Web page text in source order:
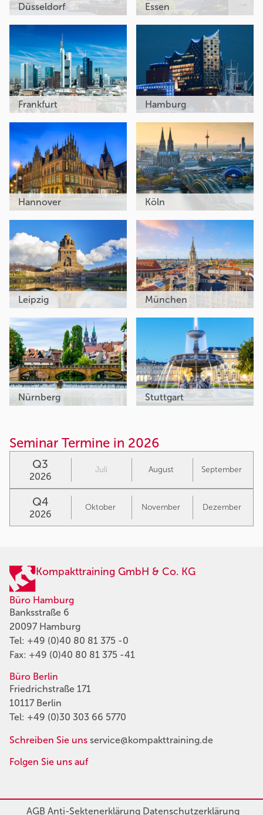
Düsseldorf Essen
Frankfurt Hamburg
Hannover Köln
Leipzig München
Nürnberg Stuttgart
Seminar Termine in 2026
Q3
2026
Juli August September
Q4
2026
Oktober November Dezember
Kompakttraining GmbH & Co. KG
Büro Hamburg
Banksstraße 6
20097 Hamburg
Tel: +49 (0)40 80 81 375 -0
Fax: +49 (0)40 80 81 375 -41
Büro Berlin
Friedrichstraße 171
10117 Berlin
Tel: +49 (0)30 303 66 5770
Schreiben Sie uns service@kompakttraining.de
Folgen Sie uns auf
AGBAnti-SektenerklärungDatenschutzerklärung